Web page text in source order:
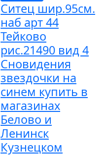
Ситец шир.95см.
наб арт 44
Тейково
рис.21490 вид 4
Сновидения
звездочки на
синем купить в
магазинах
Белово и
Ленинск
Кузнецком